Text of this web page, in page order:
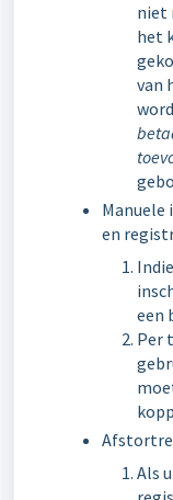
niet
het
van
en
een
Per
Als